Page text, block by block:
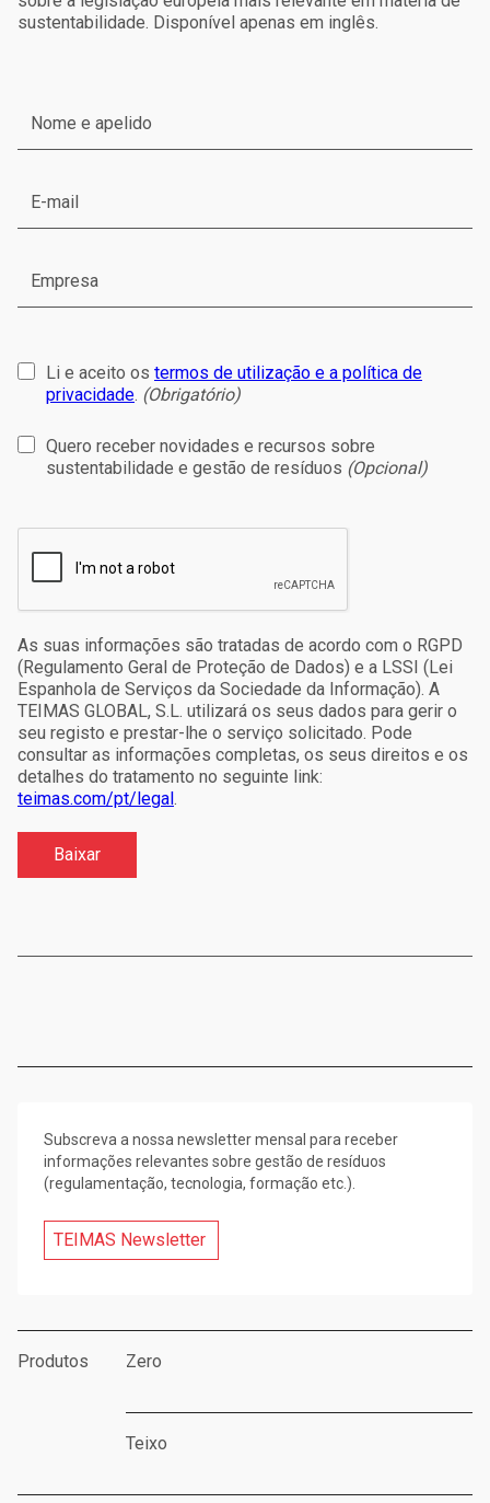
sustentabilidade. Disponível apenas em inglês.
Li e aceito os termos de utilização e a política de
privacidade. (Obrigatório)
Quero receber novidades e recursos sobre
sustentabilidade e gestão de resíduos (Opcional)
As suas informações são tratadas de acordo com o RGPD
(Regulamento Geral de Proteção de Dados) e a LSSI (Lei
Espanhola de Serviços da Sociedade da Informação). A
TEIMAS GLOBAL, S.L. utilizará os seus dados para gerir o
seu registo e prestar-lhe o serviço solicitado. Pode
consultar as informações completas, os seus direitos e os
detalhes do tratamento no seguinte link:
teimas.com/pt/legal.
Subscreva a nossa newsletter mensal para receber
informações relevantes sobre gestão de resíduos
(regulamentação, tecnologia, formação etc.).
TEIMAS Newsletter
Produtos Zero
Teixo